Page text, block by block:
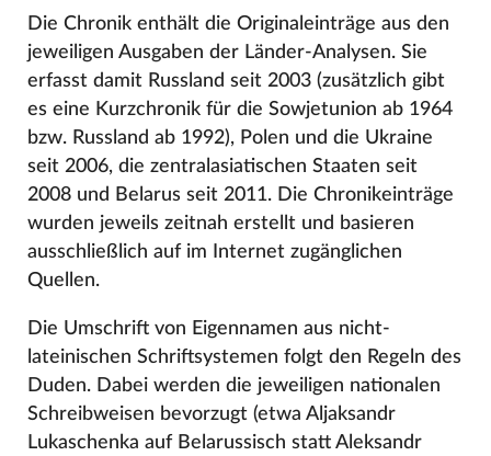
Die Chronik enthält die Originaleinträge aus den
jeweiligen Ausgaben der Länder-Analysen. Sie
erfasst damit Russland seit 2003 (zusätzlich gibt
es eine Kurzchronik für die Sowjetunion ab 1964
bzw. Russland ab 1992), Polen und die Ukraine
seit 2006, die zentralasiatischen Staaten seit
2008 und Belarus seit 2011. Die Chronikeinträge
wurden jeweils zeitnah erstellt und basieren
ausschließlich auf im Internet zugänglichen
Quellen.
Die Umschrift von Eigennamen aus nicht-
lateinischen Schriftsystemen folgt den Regeln des
Duden. Dabei werden die jeweiligen nationalen
Schreibweisen bevorzugt (etwa Aljaksandr
Lukaschenka auf Belarussisch statt Aleksandr